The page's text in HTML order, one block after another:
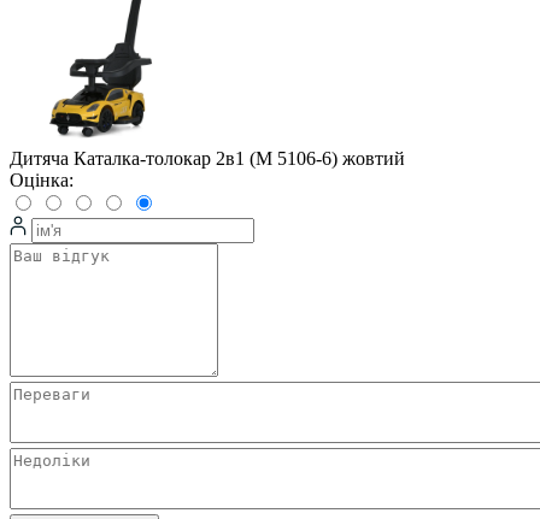
Дитяча Каталка-толокар 2в1 (M 5106-6) жовтий
Оцінка: